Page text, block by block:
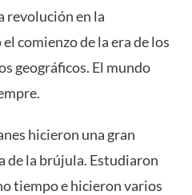
revolución en la
comienzo de la era de los
geográficos. El mundo
hicieron una gran
de la brújula. Estudiaron
tiempo e hicieron varios